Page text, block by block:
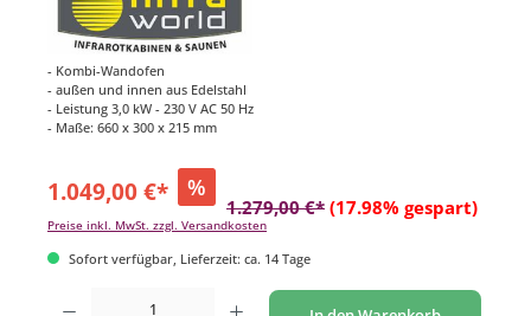
- Kombi-Wandofen
- außen und innen aus Edelstahl
- Leistung 3,0 kW - 230 V AC 50 Hz
- Maße: 660 x 300 x 215 mm
1.049,00 €* %
1.279,00 €* (17.98% gespart)
Preise inkl. MwSt. zzgl. Versandkosten
Sofort verfügbar, Lieferzeit: ca. 14 Tage
Produkt Anzahl: Gib den gewünschten Wert ein oder benutze die Schaltflächen um